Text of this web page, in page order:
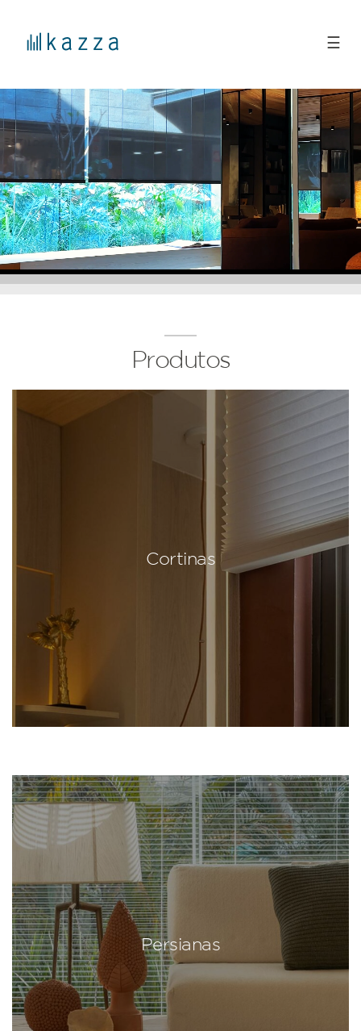
☰
Produtos
Cortinas
Persianas